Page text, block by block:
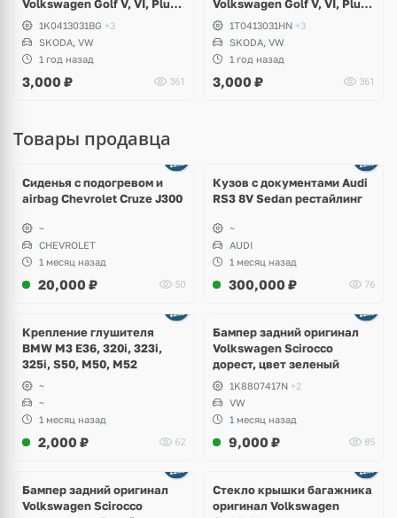
Volkswagen Golf V, VI, Plus,
Skoda Octavia A5, Yeti
1K0413031BG +3
SKODA, VW
1 год назад
3,000 ₽ 361
Volkswagen Golf V, VI, Plus,
Jetta, Scirocco, Skoda
Octavia A5
1T0413031HN +3
SKODA, VW
1 год назад
3,000 ₽ 361
Товары продавца
Сиденья с подогревом и
airbag Chevrolet Cruze J300
~
CHEVROLET
1 месяц назад
20,000 ₽ 50
Кузов с документами Audi
RS3 8V Sedan рестайлинг
~
AUDI
1 месяц назад
300,000 ₽ 76
Крепление глушителя
BMW M3 E36, 320i, 323i,
325i, S50, M50, M52
~
~
1 месяц назад
2,000 ₽ 62
Бампер задний оригинал
Volkswagen Scirocco
дорест, цвет зеленый
1K8807417N +2
VW
1 месяц назад
9,000 ₽ 85
Бампер задний оригинал
Volkswagen Scirocco
Стекло крышки багажника
оригинал Volkswagen